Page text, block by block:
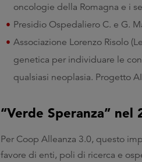
oncologie della Romagna e i
Presidio Ospedaliero C. e G.
Associazione Lorenzo Risolo
genetica per individuare le
qualsiasi neoplasia. Progetto
“Verde Speranza” nel
Per Coop Alleanza 3.0, questo
favore di enti, poli di ricerca e